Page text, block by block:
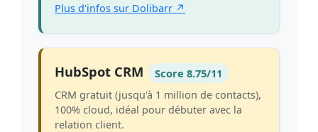
Plus d'infos sur Dolibarr ↗
HubSpot CRM Score 8.75/11
CRM gratuit (jusqu'à 1 million de contacts),
100% cloud, idéal pour débuter avec la
relation client.